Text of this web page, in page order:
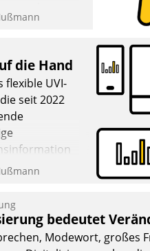
was es
hat.
die Hand
flexible UVI-
seit 2022
und
zum
und
bedeutet
Modewort, großes